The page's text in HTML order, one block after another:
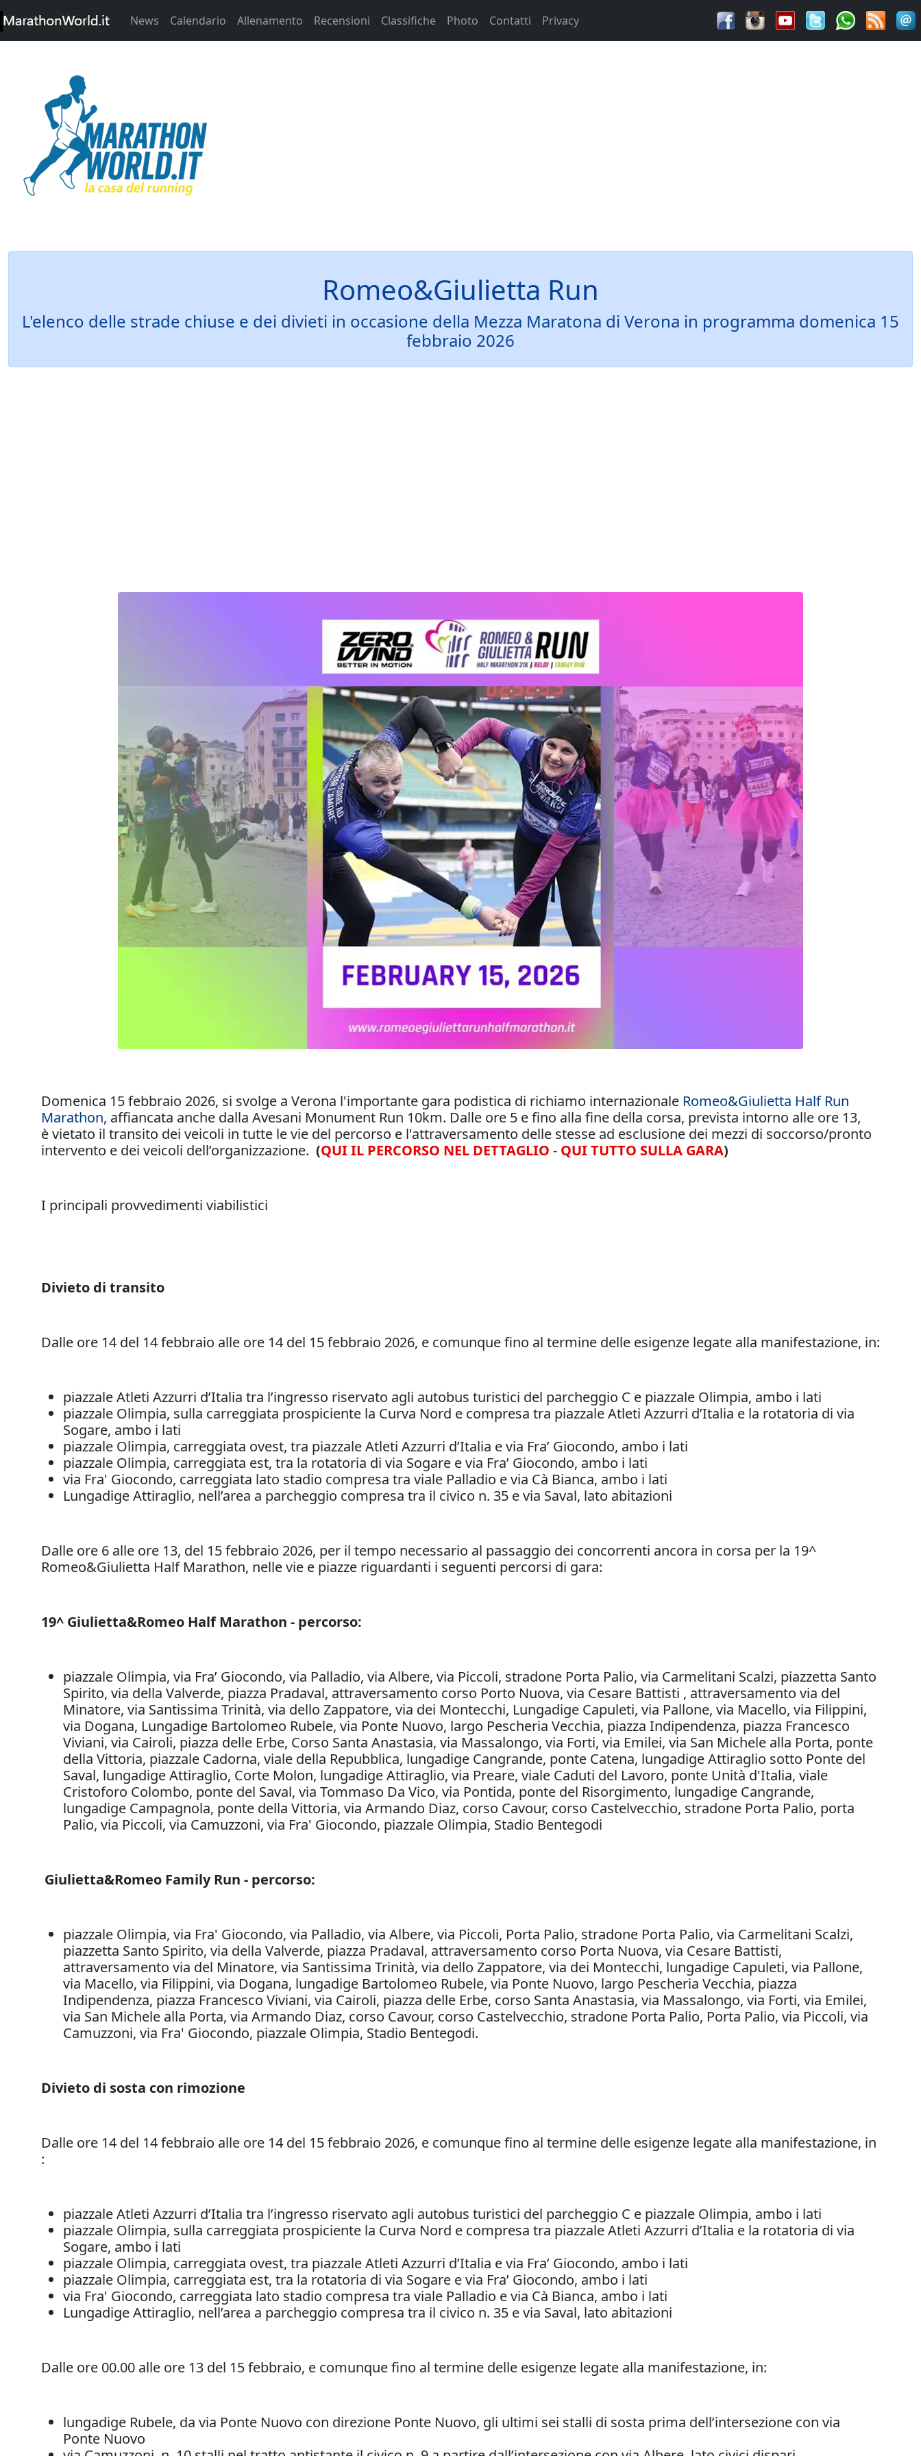
News Calendario Allenamento Recensioni Classifiche Photo Contatti Privacy
Romeo&Giulietta Run
L'elenco delle strade chiuse e dei divieti in occasione della Mezza Maratona di Verona in programma domenica 15
febbraio 2026
Domenica 15 febbraio 2026, si svolge a Verona l'importante gara podistica di richiamo internazionale Romeo&Giulietta Half Run
Marathon, affiancata anche dalla Avesani Monument Run 10km. Dalle ore 5 e fino alla fine della corsa, prevista intorno alle ore 13,
è vietato il transito dei veicoli in tutte le vie del percorso e l'attraversamento delle stesse ad esclusione dei mezzi di soccorso/pronto
intervento e dei veicoli dell’organizzazione. (QUI IL PERCORSO NEL DETTAGLIO - QUI TUTTO SULLA GARA)
I principali provvedimenti viabilistici
Divieto di transito
Dalle ore 14 del 14 febbraio alle ore 14 del 15 febbraio 2026, e comunque fino al termine delle esigenze legate alla manifestazione, in:
piazzale Atleti Azzurri d’Italia tra l’ingresso riservato agli autobus turistici del parcheggio C e piazzale Olimpia, ambo i lati
piazzale Olimpia, sulla carreggiata prospiciente la Curva Nord e compresa tra piazzale Atleti Azzurri d’Italia e la rotatoria di via
Sogare, ambo i lati
piazzale Olimpia, carreggiata ovest, tra piazzale Atleti Azzurri d’Italia e via Fra’ Giocondo, ambo i lati
piazzale Olimpia, carreggiata est, tra la rotatoria di via Sogare e via Fra’ Giocondo, ambo i lati
via Fra' Giocondo, carreggiata lato stadio compresa tra viale Palladio e via Cà Bianca, ambo i lati
Lungadige Attiraglio, nell’area a parcheggio compresa tra il civico n. 35 e via Saval, lato abitazioni
Dalle ore 6 alle ore 13, del 15 febbraio 2026, per il tempo necessario al passaggio dei concorrenti ancora in corsa per la 19^
Romeo&Giulietta Half Marathon, nelle vie e piazze riguardanti i seguenti percorsi di gara:
19^ Giulietta&Romeo Half Marathon - percorso:
piazzale Olimpia, via Fra’ Giocondo, via Palladio, via Albere, via Piccoli, stradone Porta Palio, via Carmelitani Scalzi, piazzetta Santo
Spirito, via della Valverde, piazza Pradaval, attraversamento corso Porto Nuova, via Cesare Battisti , attraversamento via del
Minatore, via Santissima Trinità, via dello Zappatore, via dei Montecchi, Lungadige Capuleti, via Pallone, via Macello, via Filippini,
via Dogana, Lungadige Bartolomeo Rubele, via Ponte Nuovo, largo Pescheria Vecchia, piazza Indipendenza, piazza Francesco
Viviani, via Cairoli, piazza delle Erbe, Corso Santa Anastasia, via Massalongo, via Forti, via Emilei, via San Michele alla Porta, ponte
della Vittoria, piazzale Cadorna, viale della Repubblica, lungadige Cangrande, ponte Catena, lungadige Attiraglio sotto Ponte del
Saval, lungadige Attiraglio, Corte Molon, lungadige Attiraglio, via Preare, viale Caduti del Lavoro, ponte Unità d'Italia, viale
Cristoforo Colombo, ponte del Saval, via Tommaso Da Vico, via Pontida, ponte del Risorgimento, lungadige Cangrande,
lungadige Campagnola, ponte della Vittoria, via Armando Diaz, corso Cavour, corso Castelvecchio, stradone Porta Palio, porta
Palio, via Piccoli, via Camuzzoni, via Fra' Giocondo, piazzale Olimpia, Stadio Bentegodi
Giulietta&Romeo Family Run - percorso:
piazzale Olimpia, via Fra' Giocondo, via Palladio, via Albere, via Piccoli, Porta Palio, stradone Porta Palio, via Carmelitani Scalzi,
piazzetta Santo Spirito, via della Valverde, piazza Pradaval, attraversamento corso Porta Nuova, via Cesare Battisti,
attraversamento via del Minatore, via Santissima Trinità, via dello Zappatore, via dei Montecchi, lungadige Capuleti, via Pallone,
via Macello, via Filippini, via Dogana, lungadige Bartolomeo Rubele, via Ponte Nuovo, largo Pescheria Vecchia, piazza
Indipendenza, piazza Francesco Viviani, via Cairoli, piazza delle Erbe, corso Santa Anastasia, via Massalongo, via Forti, via Emilei,
via San Michele alla Porta, via Armando Diaz, corso Cavour, corso Castelvecchio, stradone Porta Palio, Porta Palio, via Piccoli, via
Camuzzoni, via Fra' Giocondo, piazzale Olimpia, Stadio Bentegodi.
Divieto di sosta con rimozione
Dalle ore 14 del 14 febbraio alle ore 14 del 15 febbraio 2026, e comunque fino al termine delle esigenze legate alla manifestazione, in
:
piazzale Atleti Azzurri d’Italia tra l’ingresso riservato agli autobus turistici del parcheggio C e piazzale Olimpia, ambo i lati
piazzale Olimpia, sulla carreggiata prospiciente la Curva Nord e compresa tra piazzale Atleti Azzurri d’Italia e la rotatoria di via
Sogare, ambo i lati
piazzale Olimpia, carreggiata ovest, tra piazzale Atleti Azzurri d’Italia e via Fra’ Giocondo, ambo i lati
piazzale Olimpia, carreggiata est, tra la rotatoria di via Sogare e via Fra’ Giocondo, ambo i lati
via Fra' Giocondo, carreggiata lato stadio compresa tra viale Palladio e via Cà Bianca, ambo i lati
Lungadige Attiraglio, nell’area a parcheggio compresa tra il civico n. 35 e via Saval, lato abitazioni
Dalle ore 00.00 alle ore 13 del 15 febbraio, e comunque fino al termine delle esigenze legate alla manifestazione, in:
lungadige Rubele, da via Ponte Nuovo con direzione Ponte Nuovo, gli ultimi sei stalli di sosta prima dell’intersezione con via
Ponte Nuovo